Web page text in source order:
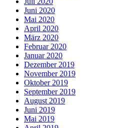
Juni 2020
Mai 2020
April 2020
März 2020
Februar 2020
Januar 2020
Dezember 2019
November 2019
Oktober 2019
September 2019
August 2019
Juni 2019
Mai 2019